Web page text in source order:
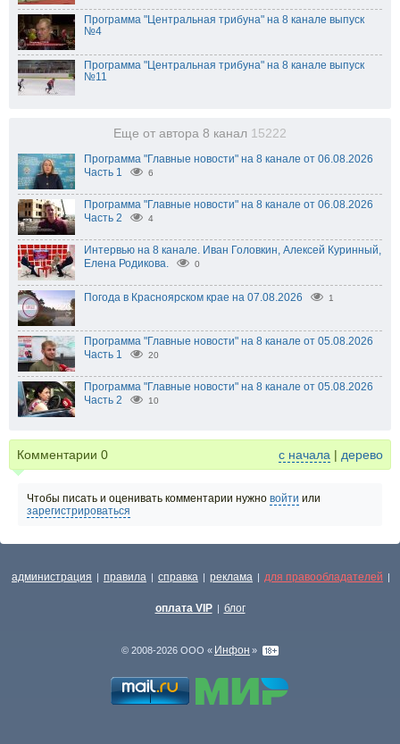
Программа "Центральная трибуна" на 8 канале выпуск
№4
Программа "Центральная трибуна" на 8 канале выпуск
№11
Еще от автора 8 канал 15222
Программа "Главные новости" на 8 канале от 06.08.2026
Часть 1
6
Программа "Главные новости" на 8 канале от 06.08.2026
Часть 2
4
Интервью на 8 канале. Иван Головкин, Алексей Куринный,
Елена Родикова.
0
Погода в Красноярском крае на 07.08.2026 1
Программа "Главные новости" на 8 канале от 05.08.2026
Часть 1
20
Программа "Главные новости" на 8 канале от 05.08.2026
Часть 2
10
Комментарии 0 с начала | дерево
Чтобы писать и оценивать комментарии нужно войти или
зарегистрироваться
администрация | правила | справка | реклама | для правообладателей |
оплата VIP | блог
© 2008-2026 ООО « Инфон »